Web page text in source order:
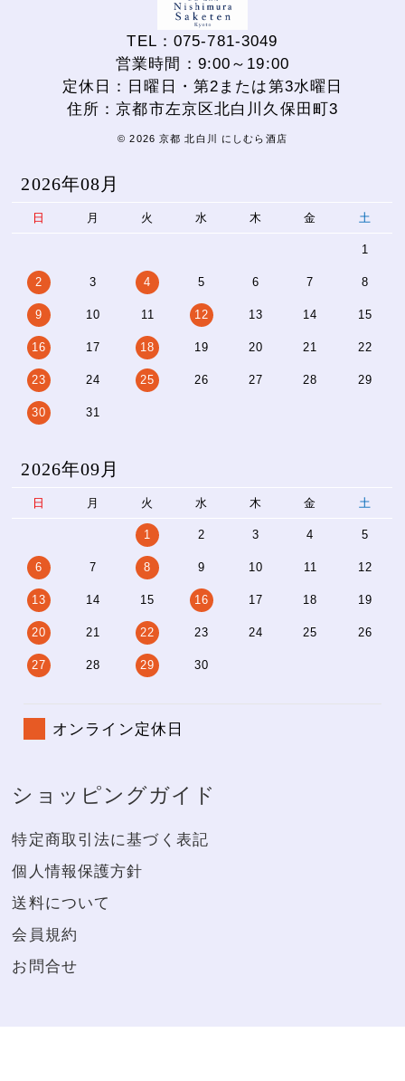
TEL：075-781-3049
営業時間：9:00～19:00
定休日：日曜日・第2または第3水曜日
住所：京都市左京区北白川久保田町3
© 2026 京都 北白川 にしむら酒店
2026年08月
日 月 火 水 木 金 土
1
2 3 4 5 6 7 8
9 10 11 12 13 14 15
16 17 18 19 20 21 22
23 24 25 26 27 28 29
30 31
2026年09月
日 月 火 水 木 金 土
1 2 3 4 5
6 7 8 9 10 11 12
13 14 15 16 17 18 19
20 21 22 23 24 25 26
27 28 29 30
オンライン定休日
ショッピングガイド
特定商取引法に基づく表記
個人情報保護方針
送料について
会員規約
お問合せ